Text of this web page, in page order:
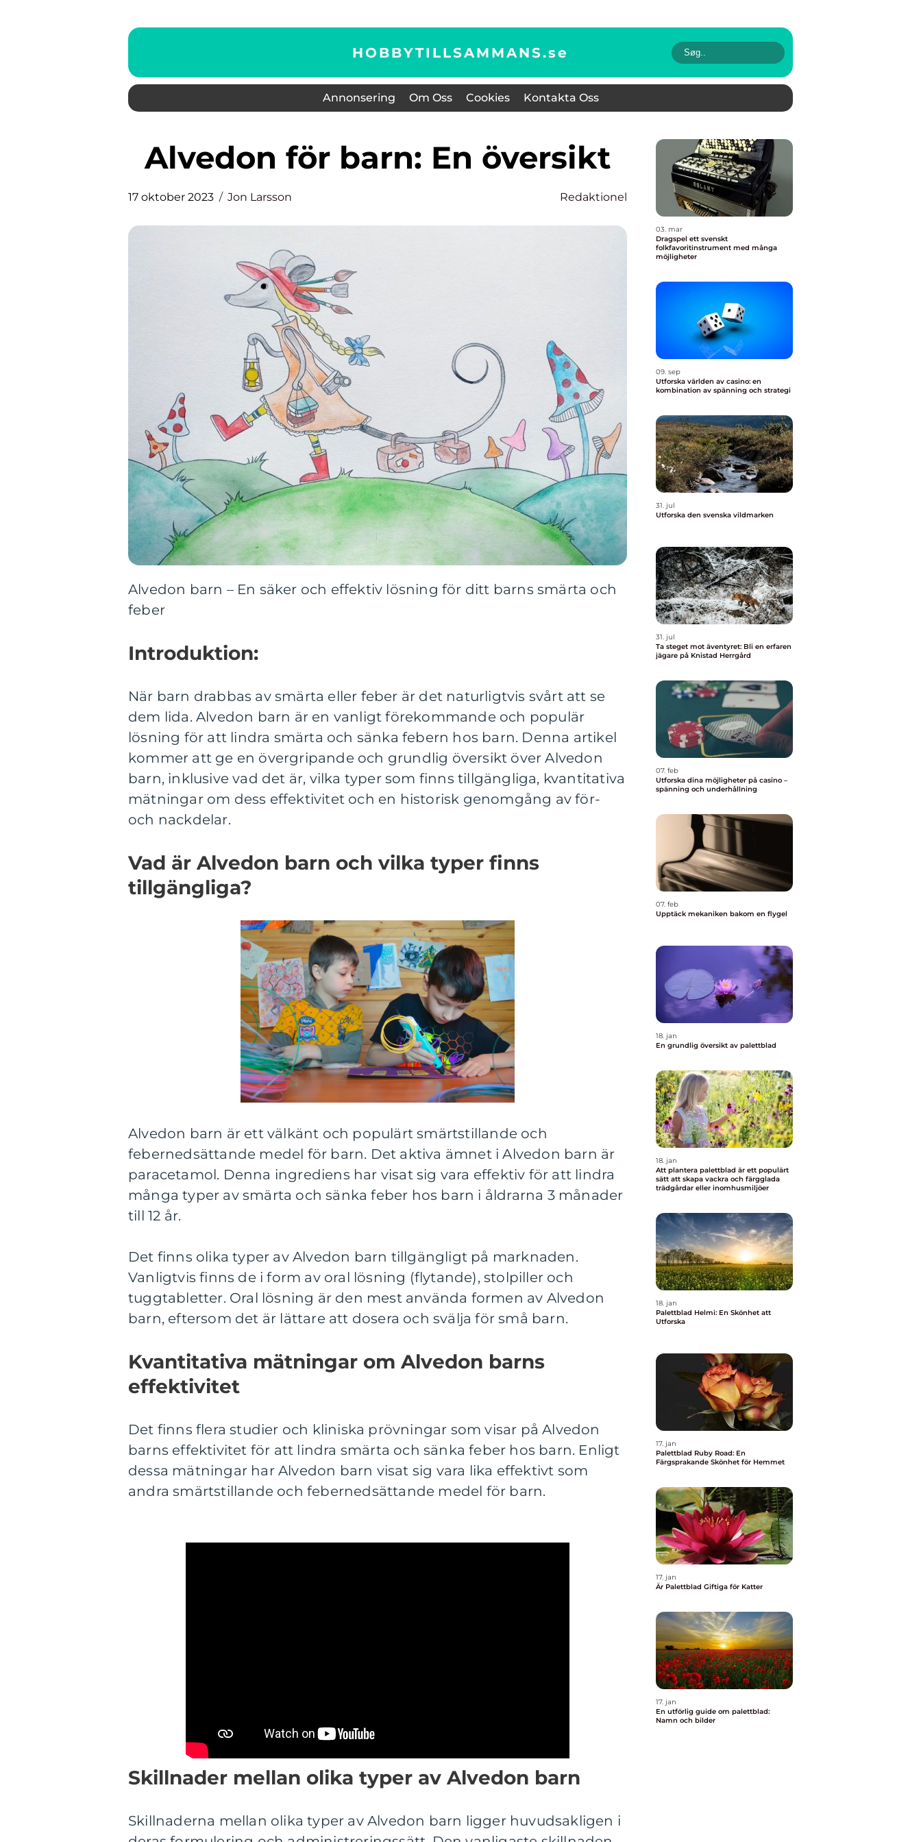
HOBBYTILLSAMMANS.se
Annonsering Om Oss Cookies Kontakta Oss
Alvedon för barn: En översikt
17 oktober 2023 Jon Larsson Redaktionel
Alvedon barn – En säker och effektiv lösning för ditt barns smärta och
feber
Introduktion:
När barn drabbas av smärta eller feber är det naturligtvis svårt att se
dem lida. Alvedon barn är en vanligt förekommande och populär
lösning för att lindra smärta och sänka febern hos barn. Denna artikel
kommer att ge en övergripande och grundlig översikt över Alvedon
barn, inklusive vad det är, vilka typer som finns tillgängliga, kvantitativa
mätningar om dess effektivitet och en historisk genomgång av för-
och nackdelar.
Vad är Alvedon barn och vilka typer finns
tillgängliga?
Alvedon barn är ett välkänt och populärt smärtstillande och
febernedsättande medel för barn. Det aktiva ämnet i Alvedon barn är
paracetamol. Denna ingrediens har visat sig vara effektiv för att lindra
många typer av smärta och sänka feber hos barn i åldrarna 3 månader
till 12 år.
Det finns olika typer av Alvedon barn tillgängligt på marknaden.
Vanligtvis finns de i form av oral lösning (flytande), stolpiller och
tuggtabletter. Oral lösning är den mest använda formen av Alvedon
barn, eftersom det är lättare att dosera och svälja för små barn.
Kvantitativa mätningar om Alvedon barns
effektivitet
Det finns flera studier och kliniska prövningar som visar på Alvedon
barns effektivitet för att lindra smärta och sänka feber hos barn. Enligt
dessa mätningar har Alvedon barn visat sig vara lika effektivt som
andra smärtstillande och febernedsättande medel för barn.
Skillnader mellan olika typer av Alvedon barn
Skillnaderna mellan olika typer av Alvedon barn ligger huvudsakligen i
03. mar
Dragspel ett svenskt
folkfavoritinstrument med många
möjligheter
09. sep
Utforska världen av casino: en
kombination av spänning och strategi
31. jul
Utforska den svenska vildmarken
31. jul
Ta steget mot äventyret: Bli en erfaren
jägare på Knistad Herrgård
07. feb
Utforska dina möjligheter på casino –
spänning och underhållning
07. feb
Upptäck mekaniken bakom en flygel
18. jan
En grundlig översikt av palettblad
18. jan
Att plantera palettblad är ett populärt
sätt att skapa vackra och färgglada
trädgårdar eller inomhusmiljöer
18. jan
Palettblad Helmi: En Skönhet att
Utforska
17. jan
Palettblad Ruby Road: En
Färgsprakande Skönhet för Hemmet
17. jan
Är Palettblad Giftiga för Katter
17. jan
En utförlig guide om palettblad:
Namn och bilder